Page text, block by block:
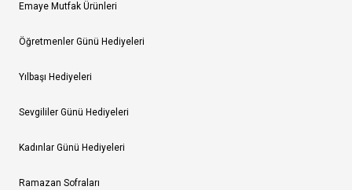
Emaye Mutfak Ürünleri
Öğretmenler Günü Hediyeleri
Yılbaşı Hediyeleri
Sevgililer Günü Hediyeleri
Kadınlar Günü Hediyeleri
Ramazan Sofraları